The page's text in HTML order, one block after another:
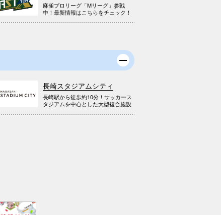
麻雀プロリーグ「Mリーグ」参戦
中！最新情報はこちらをチェック！
長崎スタジアムシティ
長崎駅から徒歩約10分！サッカース
タジアムを中心とした大型複合施設